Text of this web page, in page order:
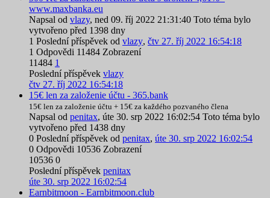
www.maxbanka.eu
Napsal od vlazy, ned 09. říj 2022 21:31:40 Toto téma bylo
vytvořeno před 1398 dny
1 Poslední příspěvek od vlazy, čtv 27. říj 2022 16:54:18
1 Odpovědi 11484 Zobrazení
11484 1
Poslední příspěvek vlazy
čtv 27. říj 2022 16:54:18
15€ len za založenie účtu - 365.bank
15€ len za založenie účtu + 15€ za každého pozvaného člena
Napsal od penitax, úte 30. srp 2022 16:02:54 Toto téma bylo
vytvořeno před 1438 dny
0 Poslední příspěvek od penitax, úte 30. srp 2022 16:02:54
0 Odpovědi 10536 Zobrazení
10536 0
Poslední příspěvek penitax
úte 30. srp 2022 16:02:54
Earnbitmoon - Earnbitmoon.club